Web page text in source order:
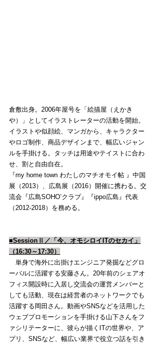
倉敷出身。2006年屋号を「絵描屋（えかき
や）」としてイラストレーターの活動を開始。
イラストや似顔絵、マンガから、キャラクター
やロゴ制作、商品デザインまで、幅広いジャン
ルを手掛ける。タッチは用途やテイストに合わ
せ、割と自由自在。
『my home town わたしのマチオモイ帖 』中国
展（2013）、広島展（2016）開催に携わる。交
流会『広島SOHO’クラブ』『ippo広島』代表
（2012-2018）を務める。
■SessionⅡ／「今、オモシロイITのセカイ」
（16:30～17:30）
単身で海外に出掛けエンジニア発掘などグロ
ーバルに活躍する安藤さん。20年前のシェアオ
フィス開設時に入居し交流会の運営メンバーと
しても活動、現在は経営者のネットワークでも
活躍する岡田さん。動画やSNSなどを活用した
ウェブプロモーションを手掛ける山下さんをフ
ァシリテーターに、彼らが描くITの世界や、ア
プリ、SNSなど、幅広い業界で役立つ話を引き